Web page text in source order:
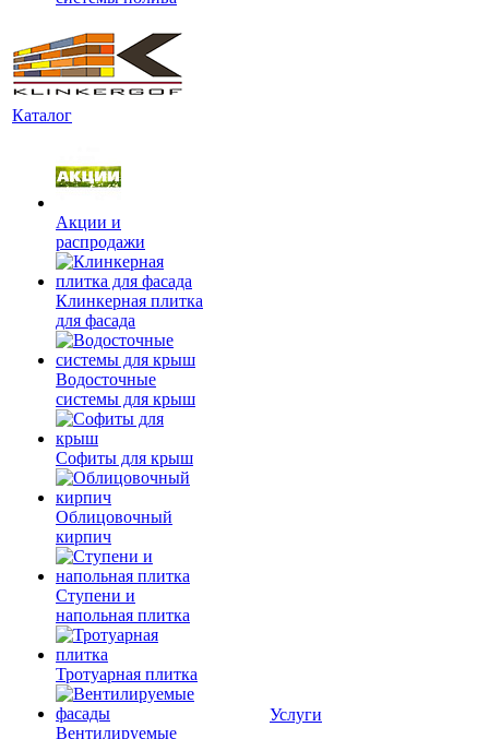
Каталог
Акции и
распродажи
Клинкерная плитка
для фасада
Водосточные
системы для крыш
Софиты для крыш
Облицовочный
кирпич
Ступени и
напольная плитка
Тротуарная плитка
Вентилируемые
Услуги